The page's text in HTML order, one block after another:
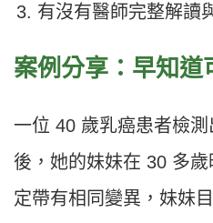
有沒有醫師完整解讀
案例分享：早知道
一位 40 歲乳癌患者檢
後，她的妹妹在 30 多
定帶有相同變異，妹妹